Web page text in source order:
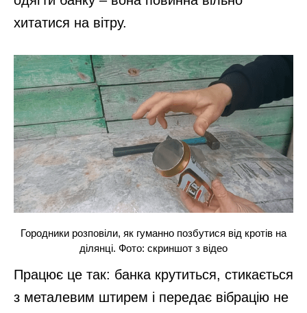
хитатися на вітру.
Городники розповіли, як гуманно позбутися від кротів на
ділянці. Фото: скриншот з відео
Працює це так: банка крутиться, стикається
з металевим штирем і передає вібрацію не